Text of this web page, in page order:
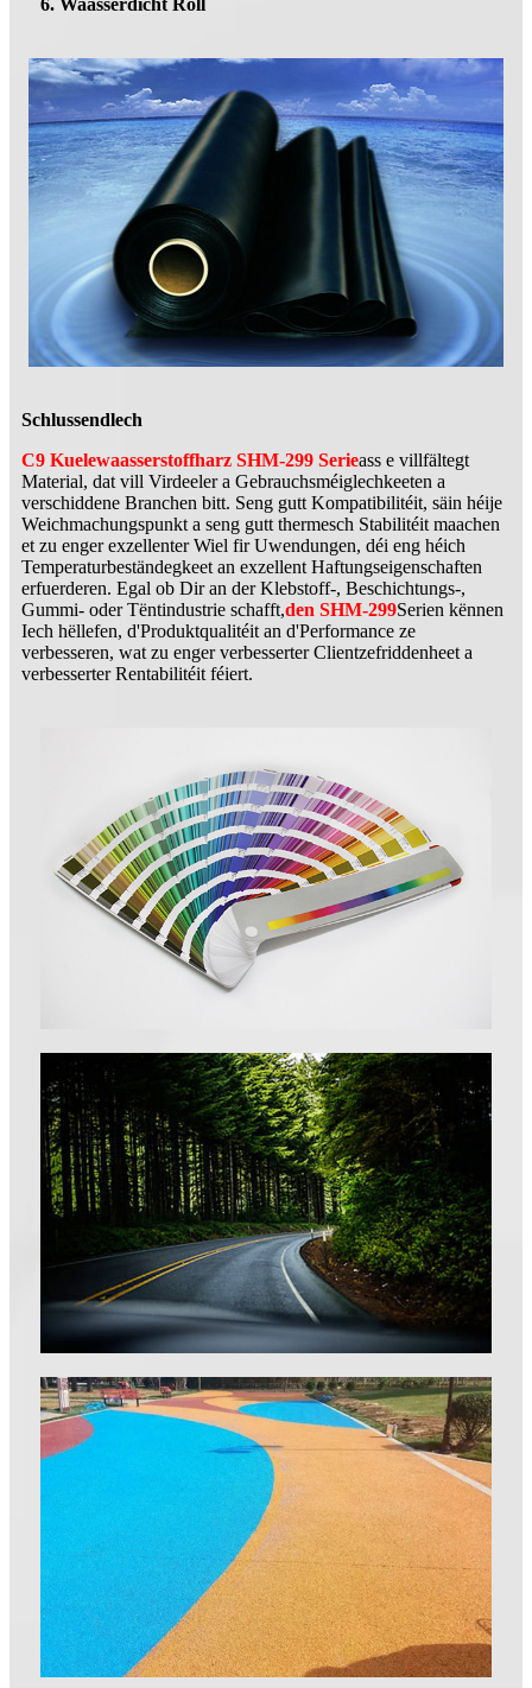
6. Waasserdicht Roll
Schlussendlech
C9 Kuelewaasserstoffharz SHM-299 Serieass e villfältegt
Material, dat vill Virdeeler a Gebrauchsméiglechkeeten a
verschiddene Branchen bitt. Seng gutt Kompatibilitéit, säin héije
Weichmachungspunkt a seng gutt thermesch Stabilitéit maachen
et zu enger exzellenter Wiel fir Uwendungen, déi eng héich
Temperaturbeständegkeet an exzellent Haftungseigenschaften
erfuerderen. Egal ob Dir an der Klebstoff-, Beschichtungs-,
Gummi- oder Tëntindustrie schafft,den SHM-299Serien kënnen
Iech hëllefen, d'Produktqualitéit an d'Performance ze
verbesseren, wat zu enger verbesserter Clientzefriddenheet a
verbesserter Rentabilitéit féiert.